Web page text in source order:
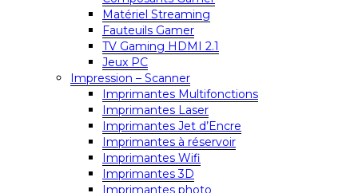
Matériel Streaming
Fauteuils Gamer
TV Gaming HDMI 2.1
Jeux PC
Impression – Scanner
Imprimantes Multifonctions
Imprimantes Laser
Imprimantes Jet d’Encre
Imprimantes à réservoir
Imprimantes Wifi
Imprimantes 3D
Imprimantes photo